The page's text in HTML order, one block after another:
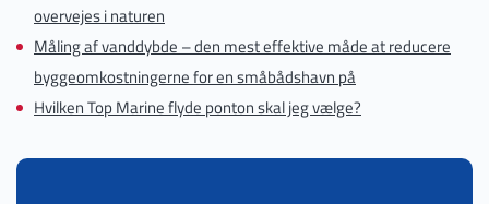
overvejes i naturen
Måling af vanddybde – den mest effektive måde at reducere
byggeomkostningerne for en småbådshavn på
Hvilken Top Marine flyde ponton skal jeg vælge?